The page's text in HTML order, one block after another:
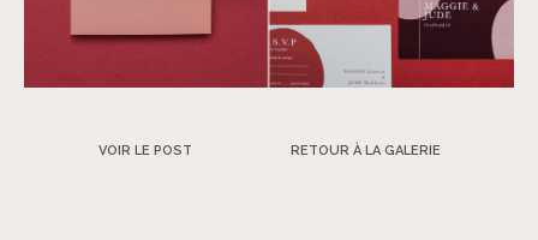
VOIR LE POST RETOUR À LA GALERIE